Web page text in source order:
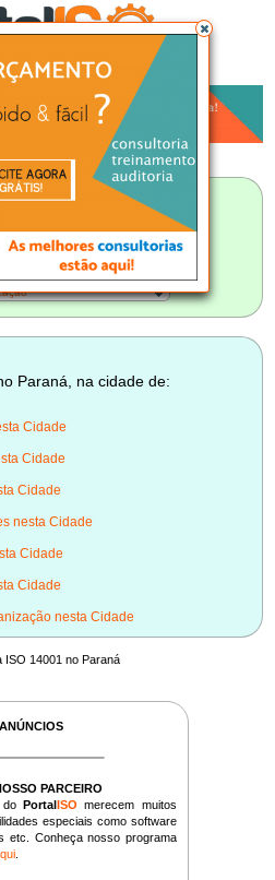
DE CONSULTORIAS
Paraná, na cidade de:
Cidade
Cidade
Cidade
nesta Cidade
Cidade
Cidade
nesta Cidade
ISO 14001 no Paraná
ANÚNCIOS
PARCEIRO
doPortalISO merecem muitos
especiais como software
etc. Conheça nosso programa